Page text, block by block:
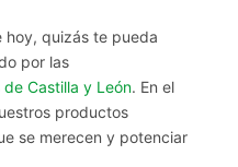
hoy, quizás te pueda
por las
Castilla y León. En el
productos
se merecen y potenciar